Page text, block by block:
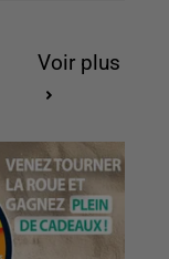
Voir plus